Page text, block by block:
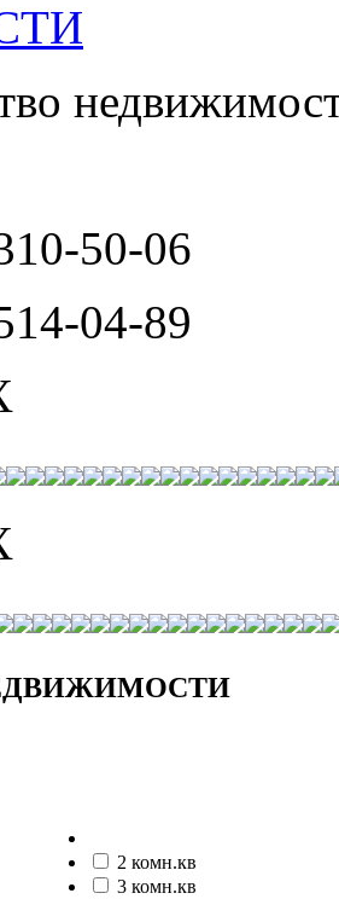
50-06
04-89
2 комн.кв
3 комн.кв